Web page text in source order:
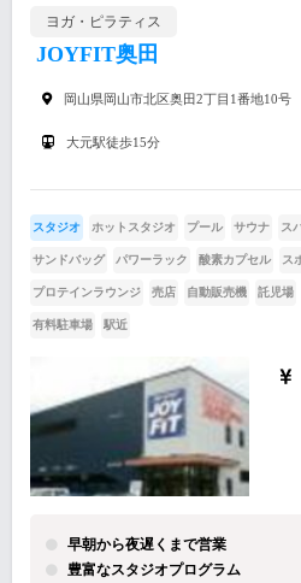
ヨガ・ピラティス
JOYFIT奥田
岡山県岡山市北区奥田2丁目1番地10号
大元駅徒歩15分
スタジオ ホットスタジオ プール サウナ ス
サンドバッグ パワーラック 酸素カプセル ス
プロテインラウンジ 売店 自動販売機 託児場
有料駐車場 駅近
早朝から夜遅くまで営業
豊富なスタジオプログラム